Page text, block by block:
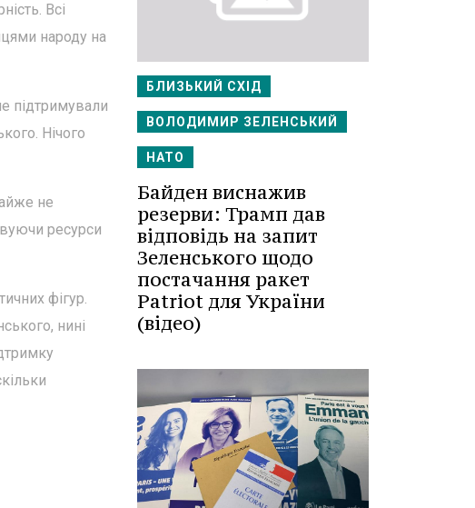
Всі
народу на
підтримували
Нічого
не
ресурси
фігур.
нині
БЛИЗЬКИЙ СХІД
ВОЛОДИМИР ЗЕЛЕНСЬКИЙ
НАТО
Байден виснажив
резерви: Трамп дав
відповідь на запит
Зеленського щодо
постачання ракет
Patriot для України
(відео)